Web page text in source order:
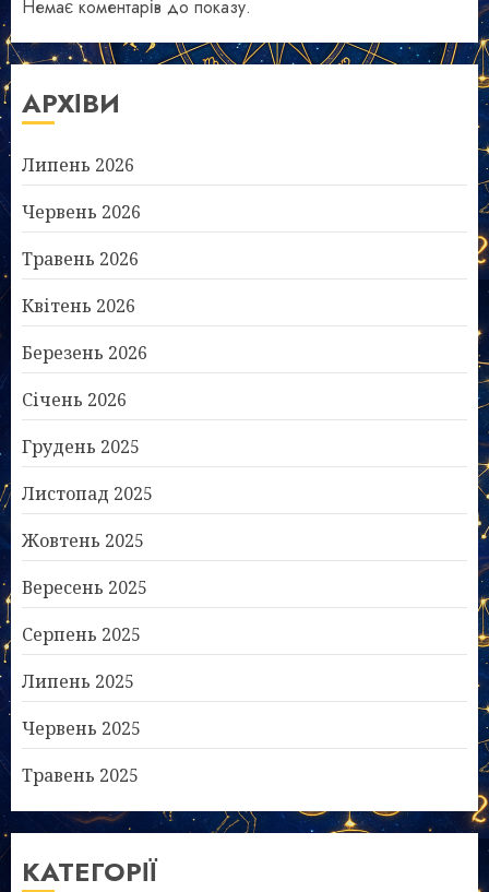
Немає коментарів до показу.
АРХІВИ
Липень 2026
Червень 2026
Травень 2026
Квітень 2026
Березень 2026
Січень 2026
Грудень 2025
Листопад 2025
Жовтень 2025
Вересень 2025
Серпень 2025
Липень 2025
Червень 2025
Травень 2025
КАТЕГОРІЇ